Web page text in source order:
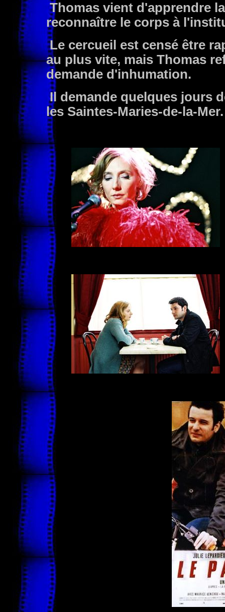
Thomas vient d'apprendre
reconnaître le corps à
Le cercueil est censé être
au plus vite, mais Thomas
demande d'inhumation.
Il demande quelques jours
les Saintes-Maries-de-la-Mer.